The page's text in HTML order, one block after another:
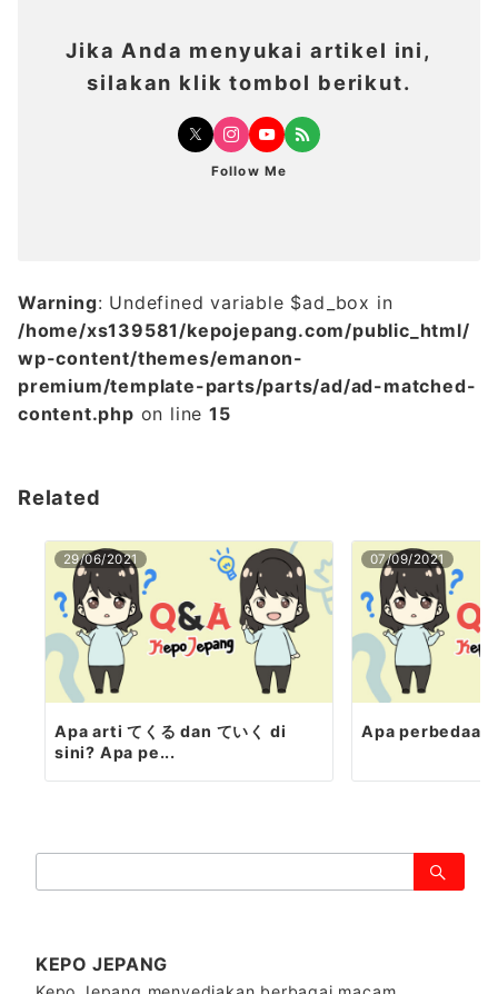
Jika Anda menyukai artikel ini,
silakan klik tombol berikut.
Follow Me
Warning: Undefined variable $ad_box in
/home/xs139581/kepojepang.com/public_html/
wp-content/themes/emanon-
premium/template-parts/parts/ad/ad-matched-
content.php on line15
Related
29/06/2021
Apa arti てくる dan ていく di
sini? Apa pe...
07/09/2021
Apa perbedaan
索：
KEPO JEPANG